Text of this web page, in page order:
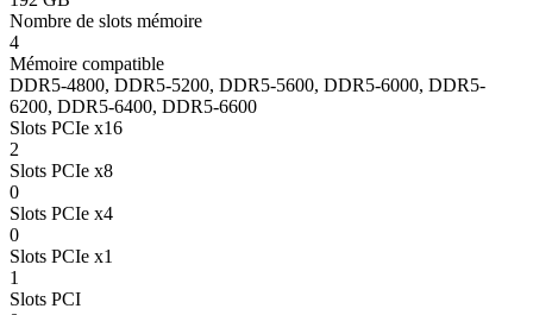
Nombre de slots mémoire
4
Mémoire compatible
DDR5-4800, DDR5-5200, DDR5-5600, DDR5-6000, DDR5-
6200, DDR5-6400, DDR5-6600
Slots PCIe x16
2
Slots PCIe x8
0
Slots PCIe x4
0
Slots PCIe x1
1
Slots PCI